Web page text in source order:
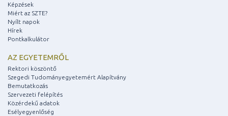
Képzések
Miért az SZTE?
Nyílt napok
Hírek
Pontkalkulátor
AZ EGYETEMRŐL
Rektori köszöntő
Szegedi Tudományegyetemért Alapítvány
Bemutatkozás
Szervezeti felépítés
Közérdekű adatok
Esélyegyenlőség